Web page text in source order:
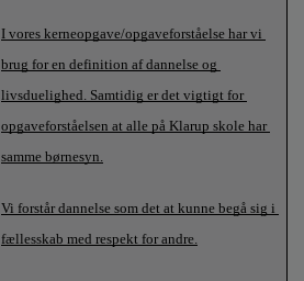
I vores kerneopgave/opgaveforståelse har vi
brug for en definition af dannelse og
livsduelighed. Samtidig er det vigtigt for
opgaveforståelsen at alle på Klarup skole har
samme børnesyn.
Vi forstår dannelse som det at kunne begå sig i
fællesskab med respekt for andre.